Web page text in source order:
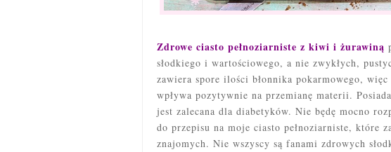
Zdrowe ciasto pełnoziarniste z kiwi i żurawiną
słodkiego i wartościowego, a nie zwykłych,
zawiera spore ilości błonnika pokarmowego,
wpływa pozytywnie na przemianę materii. Posiada
jest zalecana dla diabetyków. Nie będę mocno
do przepisu na moje ciasto pełnoziarniste, które
znajomych. Nie wszyscy są fanami zdrowych